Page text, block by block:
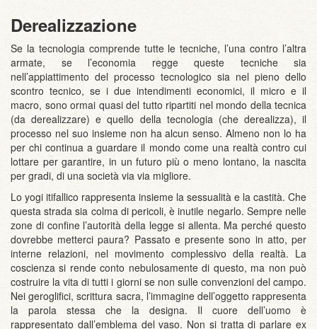
Derealizzazione
Se la tecnologia comprende tutte le tecniche, l’una contro l’altra
armate, se l’economia regge queste tecniche sia
nell’appiattimento del processo tecnologico sia nel pieno dello
scontro tecnico, se i due intendimenti economici, il micro e il
macro, sono ormai quasi del tutto ripartiti nel mondo della tecnica
(da derealizzare) e quello della tecnologia (che derealizza), il
processo nel suo insieme non ha alcun senso. Almeno non lo ha
per chi continua a guardare il mondo come una realtà contro cui
lottare per garantire, in un futuro più o meno lontano, la nascita
per gradi, di una società via via migliore.
Lo yogi itifallico rappresenta insieme la sessualità e la castità. Che
questa strada sia colma di pericoli, è inutile negarlo. Sempre nelle
zone di confine l’autorità della legge si allenta. Ma perché questo
dovrebbe metterci paura? Passato e presente sono in atto, per
interne relazioni, nel movimento complessivo della realtà. La
coscienza si rende conto nebulosamente di questo, ma non può
costruire la vita di tutti i giorni se non sulle convenzioni del campo.
Nei geroglifici, scrittura sacra, l’immagine dell’oggetto rappresenta
la parola stessa che la designa. Il cuore dell’uomo è
rappresentato dall’emblema del vaso. Non si tratta di parlare ex